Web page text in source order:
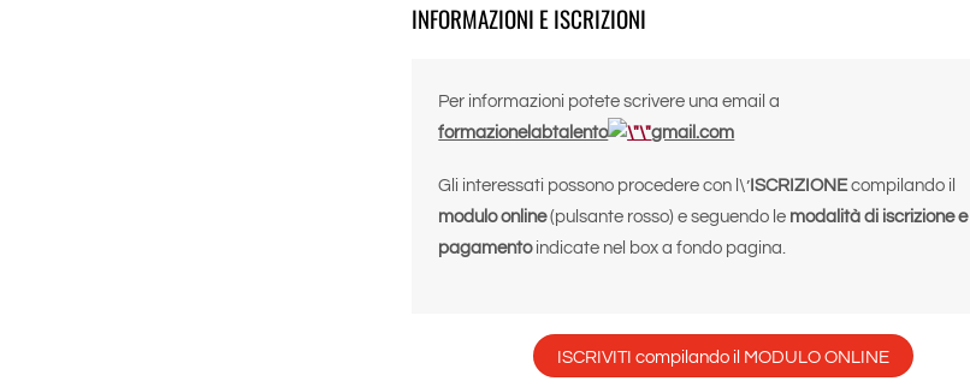
INFORMAZIONI E ISCRIZIONI
Per informazioni potete scrivere una email a
formazionelabtalento
gmail.com
Gli interessati possono procedere con l\’ ISCRIZIONE compilando il
modulo online(pulsante rosso) e seguendo le modalità di iscrizione e
pagamentoindicate nel box a fondo pagina.
ISCRIVITI compilando il MODULO ONLINE